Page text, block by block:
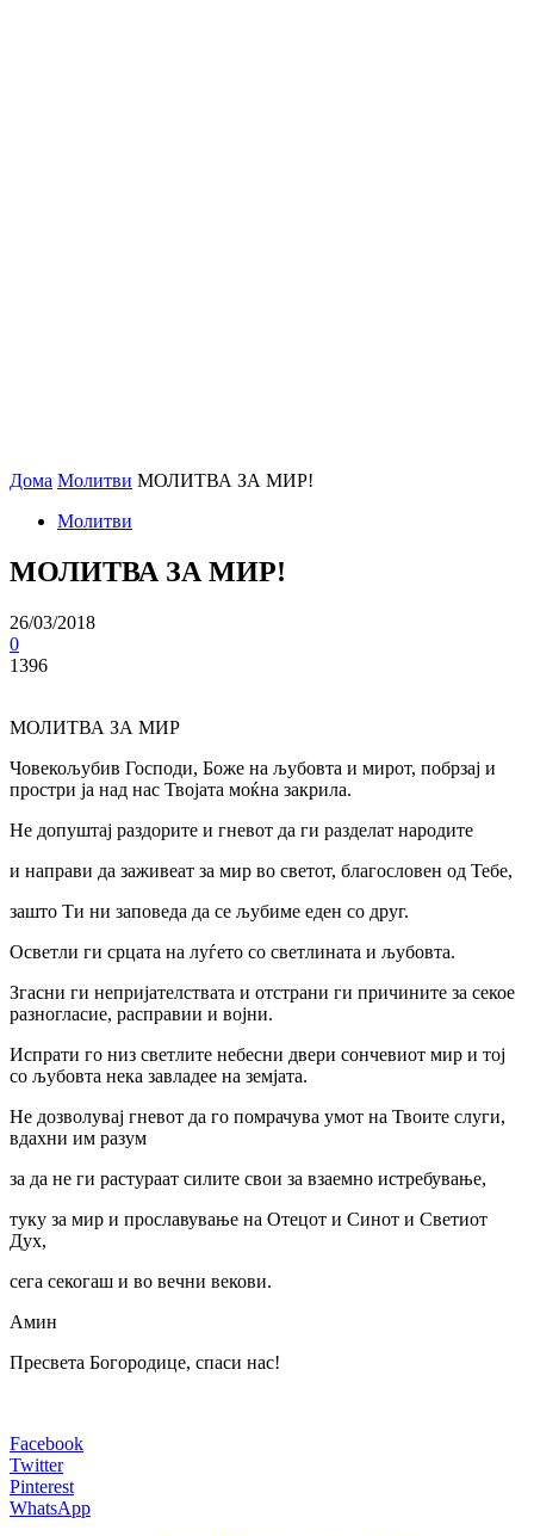
Дома Молитви МОЛИТВА ЗА МИР!
Молитви
МОЛИТВА ЗА МИР!
26/03/2018
0
1396
МОЛИТВА ЗА МИР
Човекољубив Господи, Боже на љубовта и мирот, побрзај и
простри ја над нас Твојата моќна закрила.
Не допуштај раздорите и гневот да ги разделат народите
и направи да заживеат за мир во светот, благословен од Тебе,
зашто Ти ни заповеда да се љубиме еден со друг.
Осветли ги срцата на луѓето со светлината и љубовта.
Згасни ги непријателствата и отстрани ги причините за секое
разногласие, расправии и војни.
Испрати го низ светлите небесни двери сончевиот мир и тој
со љубовта нека завладее на земјата.
Не дозволувај гневот да го помрачува умот на Твоите слуги,
вдахни им разум
за да не ги растураат силите свои за взаемно истребување,
туку за мир и прославување на Отецот и Синот и Светиот
Дух,
сега секогаш и во вечни векови.
Амин
Пресвета Богородице, спаси нас!
Facebook
Twitter
Pinterest
WhatsApp